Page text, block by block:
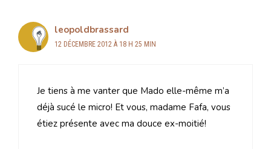
leopoldbrassard
12 DÉCEMBRE 2012 À 18 H 25 MIN
Je tiens à me vanter que Mado elle-même m’a
déjà sucé le micro! Et vous, madame Fafa, vous
étiez présente avec ma douce ex-moitié!